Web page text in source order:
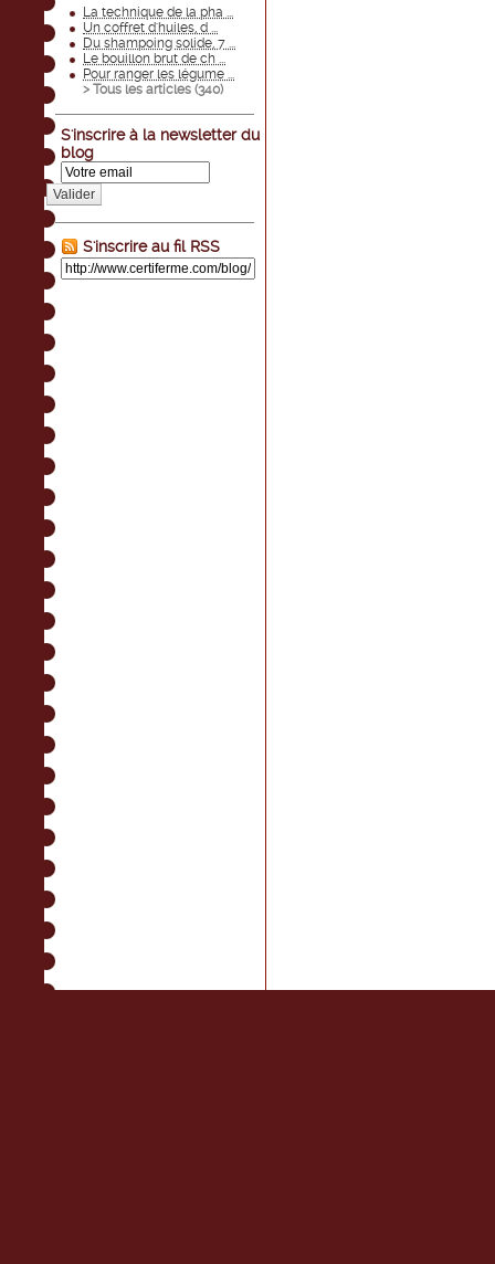
La technique de la pha ...
Un coffret d'huiles, d ...
Du shampoing solide, 7 ...
Le bouillon brut de ch ...
Pour ranger les légume ...
> Tous les articles (340)
S'inscrire à la newsletter du
blog
Valider
S'inscrire au fil RSS